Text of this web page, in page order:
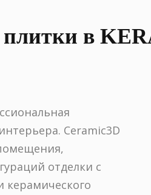
плитки в
Ceramic3D
отделки с
керамического